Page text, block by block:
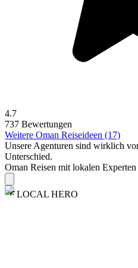
4.7
737 Bewertungen
Weitere Oman Reiseideen (17)
Unsere Agenturen sind wirklich
Unterschied.
Oman Reisen mit lokalen Experten
LOCAL HERO